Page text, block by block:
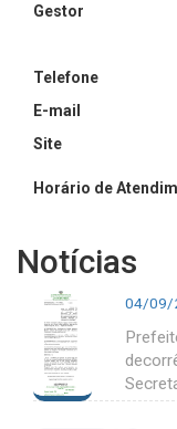
Gestor
Telefone
E-mail
Site
Horário de
Notícias
04/09/